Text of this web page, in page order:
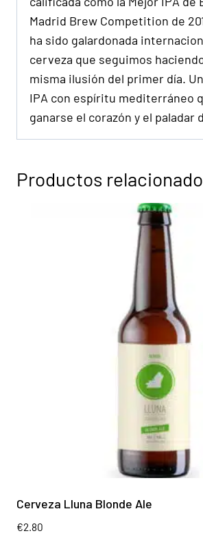
Madrid Brew Competition de
ha sido galardonada
cerveza que seguimos
misma ilusión del primer día.
IPA con espíritu mediterráneo
ganarse el corazón y el paladar
Productos
Cerveza Lluna Blonde Ale
€2.80